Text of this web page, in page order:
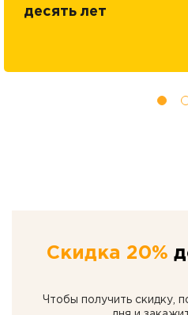
десять лет
Скидка 20%
Чтобы получить скидку,